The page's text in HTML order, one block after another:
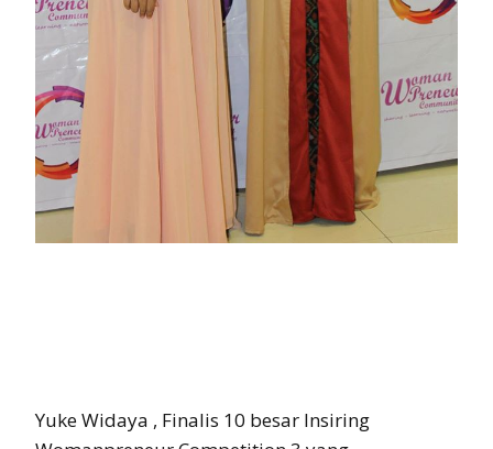
Yuke Widaya , Finalis 10 besar Insiring